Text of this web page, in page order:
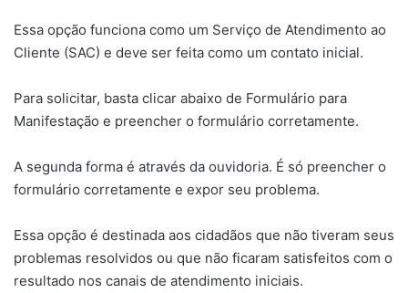
Essa opção funciona como um Serviço de Atendimento ao
Cliente (SAC) e deve ser feita como um contato inicial.
Para solicitar, basta clicar abaixo de Formulário para
Manifestação e preencher o formulário corretamente.
A segunda forma é através da ouvidoria. É só preencher o
formulário corretamente e expor seu problema.
Essa opção é destinada aos cidadãos que não tiveram seus
problemas resolvidos ou que não ficaram satisfeitos com o
resultado nos canais de atendimento iniciais.